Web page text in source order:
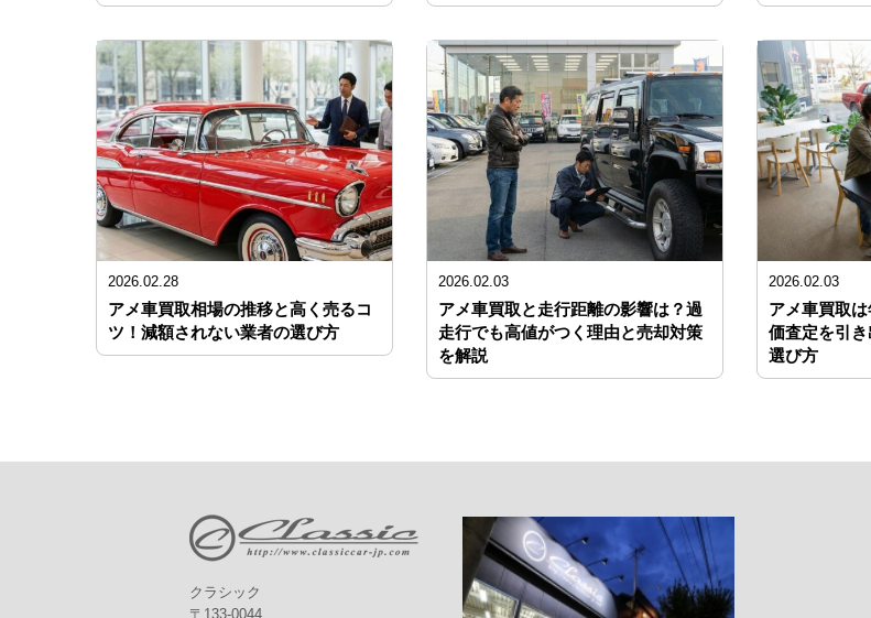
2026.02.28
アメ車買取相場の推移と高く売るコ
ツ！減額されない業者の選び方
2026.02.03
アメ車買取と走行距離の影響は？過
走行でも高値がつく理由と売却対策
を解説
2026.02.03
アメ車買取
価査定を引
選び方
クラシック
〒133-0044